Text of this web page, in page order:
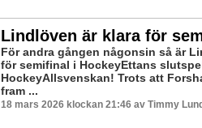
Lindlöven är klara för
För andra gången någonsin så är
för semifinal i HockeyEttans
HockeyAllsvenskan! Trots att
fram ...
18 mars 2026 klockan 21:46 av Timmy